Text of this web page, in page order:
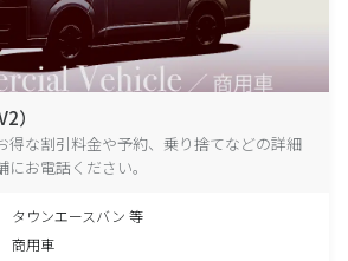
）
得な割引料金や予約、乗り捨てなどの詳細
お電話ください。
タウンエースバン 等
商用車